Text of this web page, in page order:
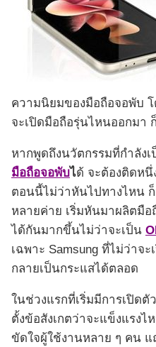
ความนิยมของมือถือจอพับ โ
จะเปิดมือถือรุ่นไหนออกมา
หากพูดถึงนวัตกรรมที่กำลัง
มือถือจอพับได้ จะต้องติดหนึ่
ตอนนี้ไม่ว่าหันไปทางไหน
หลายค่าย เริ่มหันมาผลิตมื
ได้กันมากขึ้นไม่ว่าจะเป็น
เฉพาะ Samsung ที่ไม่ว่าจ
กลายเป็นกระแสได้ตลอด
ในช่วงแรกที่เริ่มมีการเปิด
ตั้งข้อสังเกตว่าจะแข็งแรงไ
ขัดใจผู้ใช้งานหลาย ๆ คน แ